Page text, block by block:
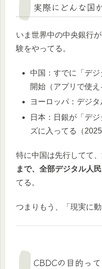
実際にどんな国
いま世界中の中央銀行
験をやってる。
中国：すでに「デ
開始（アプリで使え
ヨーロッパ：デジ
日本：日銀が「デ
ズに入ってる（
特に中国は先行してて、
まで、全部デジタル人
てる。
つまりもう、「現実に
CBDCの目的っ